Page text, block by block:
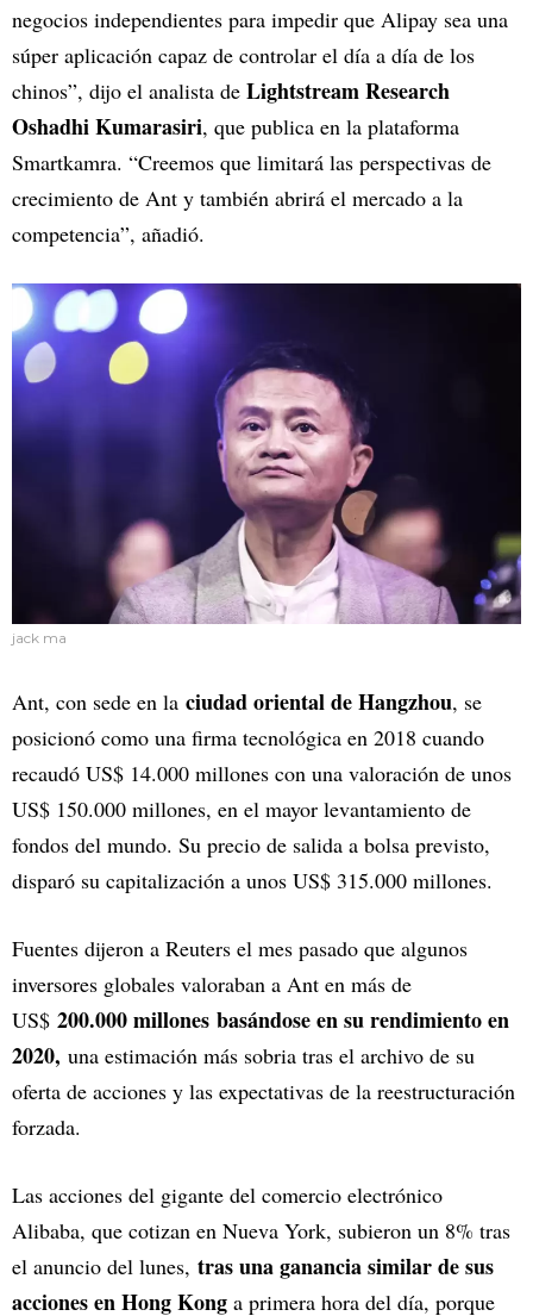
negocios independientes para impedir que Alipay sea una
súper aplicación capaz de controlar el día a día de los
chinos”, dijo el analista de Lightstream Research
Oshadhi Kumarasiri, que publica en la plataforma
Smartkamra. “Creemos que limitará las perspectivas de
crecimiento de Ant y también abrirá el mercado a la
competencia”, añadió.
jack ma
Ant, con sede en la ciudad oriental de Hangzhou, se
posicionó como una firma tecnológica en 2018 cuando
recaudó US$ 14.000 millones con una valoración de unos
US$ 150.000 millones, en el mayor levantamiento de
fondos del mundo. Su precio de salida a bolsa previsto,
disparó su capitalización a unos US$ 315.000 millones.
Fuentes dijeron a Reuters el mes pasado que algunos
inversores globales valoraban a Ant en más de
US$ 200.000 millones basándose en su rendimiento en
2020, una estimación más sobria tras el archivo de su
oferta de acciones y las expectativas de la reestructuración
forzada.
Las acciones del gigante del comercio electrónico
Alibaba, que cotizan en Nueva York, subieron un 8% tras
el anuncio del lunes, tras una ganancia similar de sus
acciones en Hong Kong a primera hora del día, porque